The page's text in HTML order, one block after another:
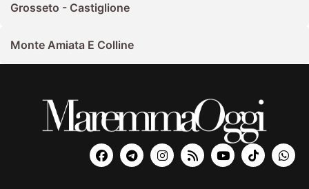
Grosseto - Castiglione
Monte Amiata E Colline